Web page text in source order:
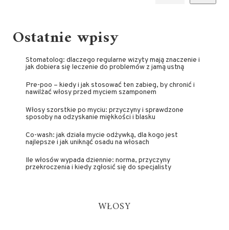
Ostatnie wpisy
Stomatolog: dlaczego regularne wizyty mają znaczenie i
jak dobiera się leczenie do problemów z jamą ustną
Pre-poo – kiedy i jak stosować ten zabieg, by chronić i
nawilżać włosy przed myciem szamponem
Włosy szorstkie po myciu: przyczyny i sprawdzone
sposoby na odzyskanie miękkości i blasku
Co-wash: jak działa mycie odżywką, dla kogo jest
najlepsze i jak uniknąć osadu na włosach
Ile włosów wypada dziennie: norma, przyczyny
przekroczenia i kiedy zgłosić się do specjalisty
WŁOSY